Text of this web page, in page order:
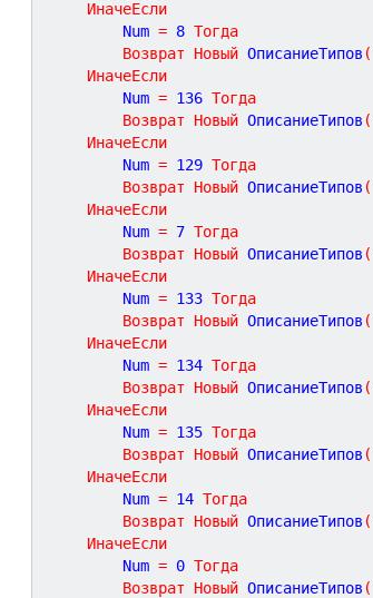
ИначеЕсли
		Num
= 8 Тогда
Возврат
Новый ОписаниеТипов (
ИначеЕсли
		Num
= 136 Тогда
Возврат
Новый ОписаниеТипов (
ИначеЕсли
		Num
= 129 Тогда
Возврат
Новый ОписаниеТипов (
ИначеЕсли
		Num
= 7 Тогда
Возврат
Новый ОписаниеТипов (
ИначеЕсли
		Num
= 133 Тогда
Возврат
Новый ОписаниеТипов (
ИначеЕсли
		Num
= 134 Тогда
Возврат
Новый ОписаниеТипов (
ИначеЕсли
		Num
= 135 Тогда
Возврат
Новый ОписаниеТипов (
ИначеЕсли
		Num
= 14 Тогда
Возврат
Новый ОписаниеТипов (
ИначеЕсли
		Num
= 0 Тогда
Возврат
Новый ОписаниеТипов (